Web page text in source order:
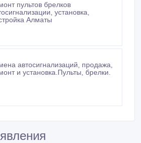
пультов брелков
установка,
Алматы
автосигнализаций, продажа,
и установка.Пульты, брелки.